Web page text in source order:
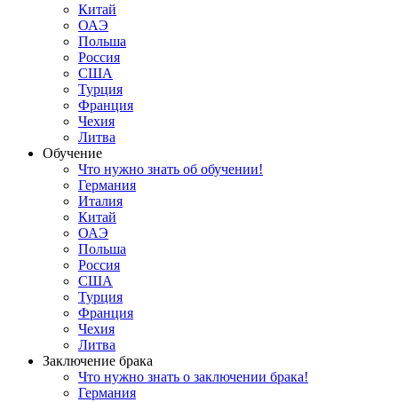
Китай
ОАЭ
Польша
Россия
США
Турция
Франция
Чехия
Литва
Обучение
Что нужно знать об обучении!
Германия
Италия
Китай
ОАЭ
Польша
Россия
США
Турция
Франция
Чехия
Литва
Заключение брака
Что нужно знать о заключении брака!
Германия